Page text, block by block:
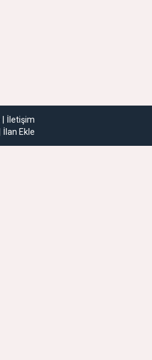
İletişim
İlan Ekle